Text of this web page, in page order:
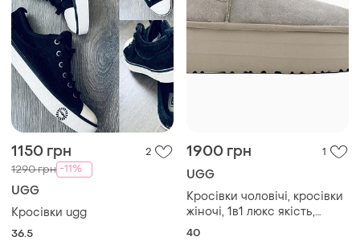
1150 грн 2
1290 грн -11%
UGG
Кросівки ugg
36.5
1900 грн 1
UGG
Кросівки чоловічі, кросівки
жіночі, 1в1 люкс якість,
шкіра, ugg classic ultra mini
40